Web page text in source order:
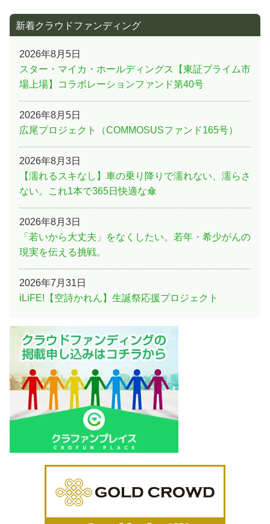
新着クラウドファンディング
2026年8月5日
スター・マイカ・ホールディングス【東証プライム市
場上場】コラボレーションファンド第40号
2026年8月5日
広尾プロジェクト（COMMOSUSファンド165号）
2026年8月3日
【濡れるスキなし】車の乗り降りで濡れない、濡らさ
ない。これ1本で365日快適な傘
2026年8月3日
「若いから大丈夫」をなくしたい。若年・希少がんの
現実を伝える挑戦。
2026年7月31日
iLiFE!【空詩かれん】生誕祭応援プロジェクト